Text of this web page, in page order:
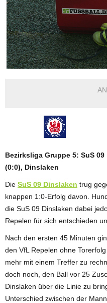
Bezirksliga Gruppe 5: SuS
(0:0), Dinslaken
Die SuS 09 Dinslaken trug
knappen 1:0-Erfolg davon.
die SuS 09 Dinslaken dabei
Repelen für sich entschieden
Nach den ersten 45 Minuten
den VfL Repelen ohne
mehr mit einem Treffer zu
doch noch, den Ball vor 25
Dinslaken über die Linie zu
Unterschied zwischen der